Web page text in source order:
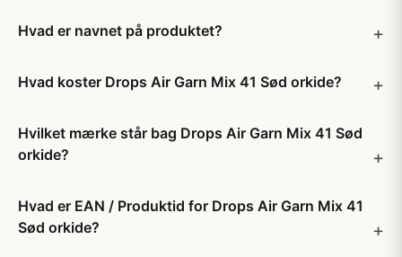
Hvad er navnet på produktet?
Hvad koster Drops Air Garn Mix 41 Sød orkide?
Hvilket mærke står bag Drops Air Garn Mix 41 Sød
orkide?
Hvad er EAN / Produktid for Drops Air Garn Mix 41
Sød orkide?